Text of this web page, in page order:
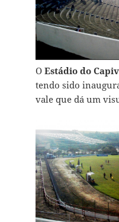
O Estádio do
tendo sido
vale que dá um